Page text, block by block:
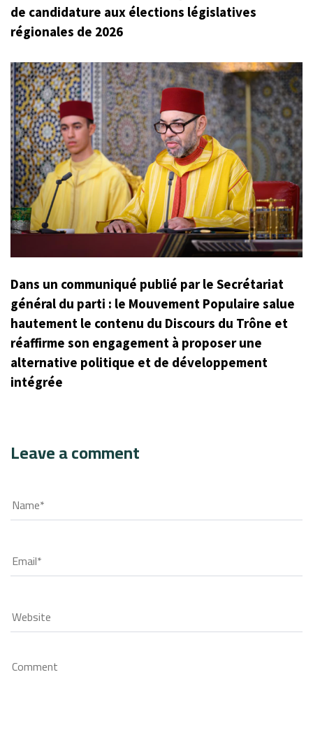
de candidature aux élections législatives
régionales de 2026
Dans un communiqué publié par le Secrétariat
général du parti : le Mouvement Populaire salue
hautement le contenu du Discours du Trône et
réaffirme son engagement à proposer une
alternative politique et de développement
intégrée
Leave a comment